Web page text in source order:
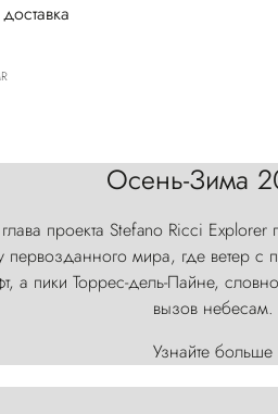
Осень-Зима
проекта Stefano Ricci
первозданного мира, где ветер с
а пики Торрес-дель-Пайне,
вызов небесам.
Узнайте больше